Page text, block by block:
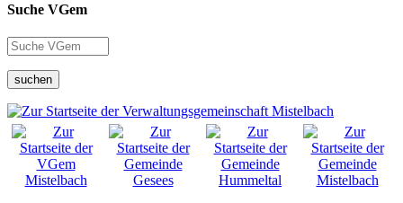
Suche VGem
suchen